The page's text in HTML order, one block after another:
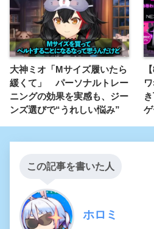
大神ミオ「Mサイズ履いたら
緩くて」 パーソナルトレー
ニングの効果を実感も、ジー
ンズ選びで“うれしい悩み”
この記事を書いた人
ホロミ